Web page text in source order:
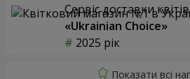
Сервіс доставки квітів
«Ukrainian Choice»
2025 рік